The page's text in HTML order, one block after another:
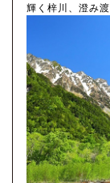
輝く梓川、澄み